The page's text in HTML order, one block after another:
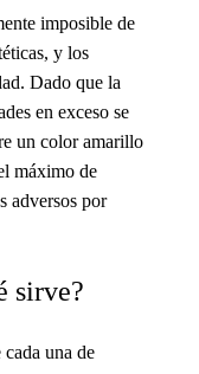
imposible de
y los
Dado que la
en exceso se
un color amarillo
máximo de
adversos por
sirve?